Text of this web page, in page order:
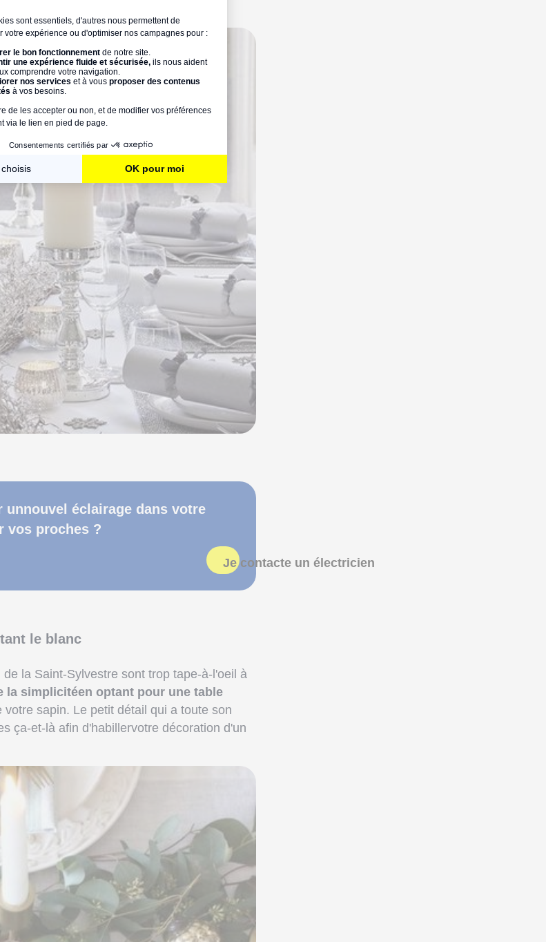
qui peut paraître un peu froid.
unnouvel éclairage dans votre
vos proches ?
Je contacte un électricien
le blanc
la Saint-Sylvestre sont trop tape-à-l'oeil à
la simplicitéen optant pour une table
votre sapin. Le petit détail qui a toute son
ça-et-là afin d'habillervotre décoration d'un